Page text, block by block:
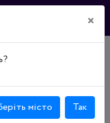
×
місто Так